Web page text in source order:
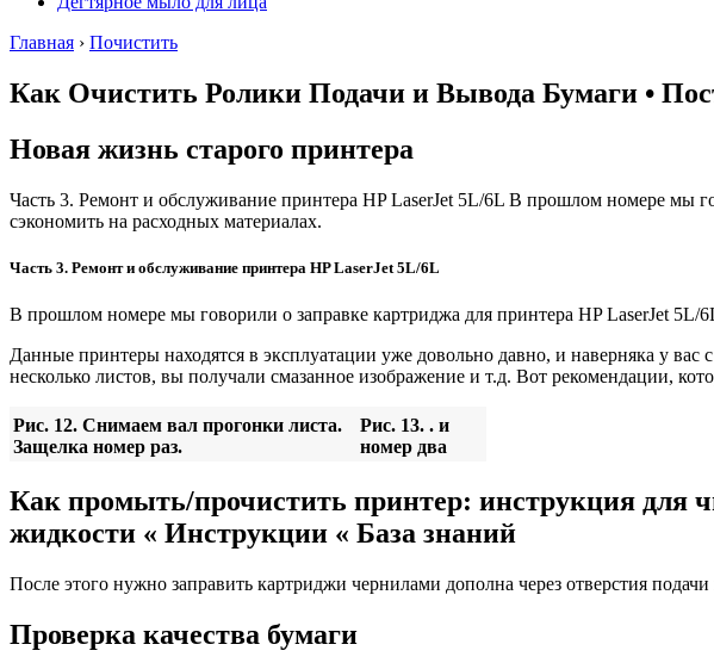
Главная › Почистить
Как Очистить Ролики Подачи и Вывода Бумаги •
Новая жизнь старого принтера
Часть 3. Ремонт и обслуживание принтера HP LaserJet 5L/6L В прошлом номере мы
сэкономить на расходных материалах.
Часть 3. Ремонт и обслуживание принтера HP LaserJet 5L/6L
В прошлом номере мы говорили о заправке картриджа для принтера HP LaserJet 5L/
Данные принтеры находятся в эксплуатации уже довольно давно, и наверняка у
несколько листов, вы получали смазанное изображение и т.д. Вот рекомендации,
Рис. 12. Снимаем вал прогонки листа.
Защелка номер раз.
Рис. 13. . и
номер два
Как промыть/прочистить принтер: инструкция
жидкости « Инструкции « База знаний
После этого нужно заправить картриджи чернилами дополна через отверстия подачи
Проверка качества бумаги